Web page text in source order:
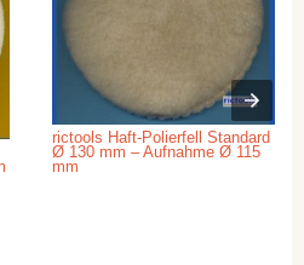
rictools Haft-Polierfell Standard
Ø 130 mm – Aufnahme Ø 115
mm